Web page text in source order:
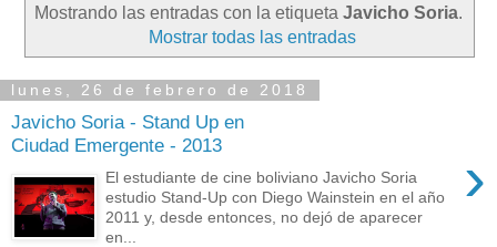
Mostrando las entradas con la etiqueta Javicho Soria.
Mostrar todas las entradas
lunes, 26 de febrero de 2018
Javicho Soria - Stand Up en
Ciudad Emergente - 2013
›
El estudiante de cine boliviano Javicho Soria
estudio Stand-Up con Diego Wainstein en el año
2011 y, desde entonces, no dejó de aparecer
en...